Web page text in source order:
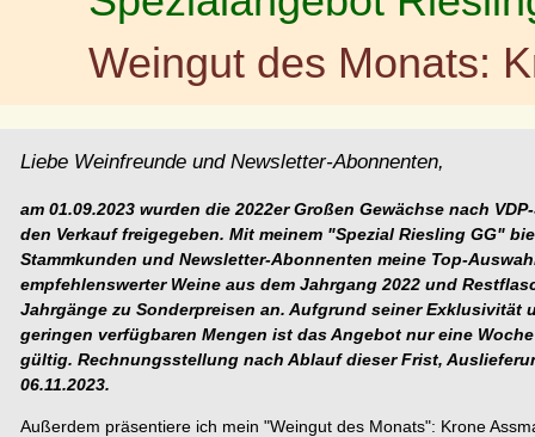
Weingut des Monats:
Liebe Weinfreunde und Newsletter-Abonnenten,
am 01.09.2023 wurden die 2022er Großen Gewächse nach
den Verkauf freigegeben. Mit meinem "Spezial Riesling GG"
Stammkunden und Newsletter-Abonnenten meine Top-
empfehlenswerter Weine aus dem Jahrgang 2022 und
Jahrgänge zu Sonderpreisen an. Aufgrund seiner Exklusivität
geringen verfügbaren Mengen ist das Angebot nur eine
gültig. Rechnungsstellung nach Ablauf dieser Frist,
06.11.2023.
Außerdem präsentiere ich mein "Weingut des Monats": Krone